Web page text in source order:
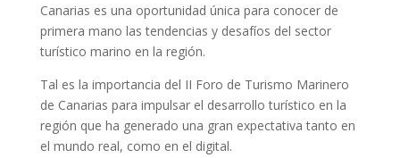
Canarias es una oportunidad única para conocer de
primera mano las tendencias y desafíos del sector
turístico marino en la región.
Tal es la importancia del II Foro de Turismo Marinero
de Canarias para impulsar el desarrollo turístico en la
región que ha generado una gran expectativa tanto en
el mundo real, como en el digital.